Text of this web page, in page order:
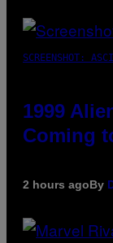
SCREENSHOT:
1999
Coming
2 hours agoBy